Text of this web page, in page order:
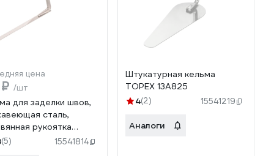
цена
/шт
для заделки швов,
сталь,
рукоятка
13A572
(5) 15541814
Штукатурная кельма
TOPEX 13A825
4(2) 15541219
Аналоги